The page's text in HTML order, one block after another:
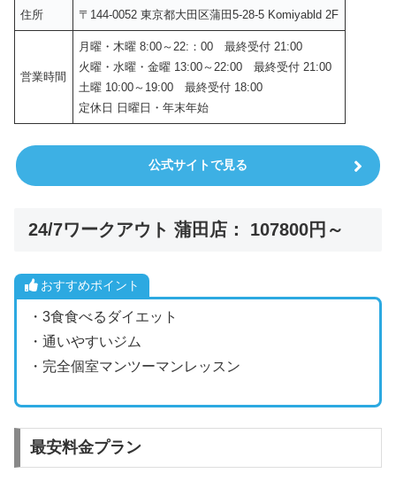
住所 〒144-0052 東京都大田区蒲田5-28-5 Komiyabld 2F
営業時間
月曜・木曜 8:00～22:：00 最終受付 21:00
火曜・水曜・金曜 13:00～22:00 最終受付 21:00
土曜 10:00～19:00 最終受付 18:00
定休日 日曜日・年末年始
公式サイトで見る
24/7ワークアウト 蒲田店： 107800円～
おすすめポイント
・3食食べるダイエット
・通いやすいジム
・完全個室マンツーマンレッスン
最安料金プラン